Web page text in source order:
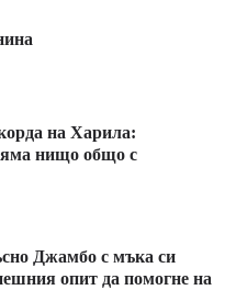
на Харила:
нищо общо с
Джамбо с мъка си
опит да помогне на